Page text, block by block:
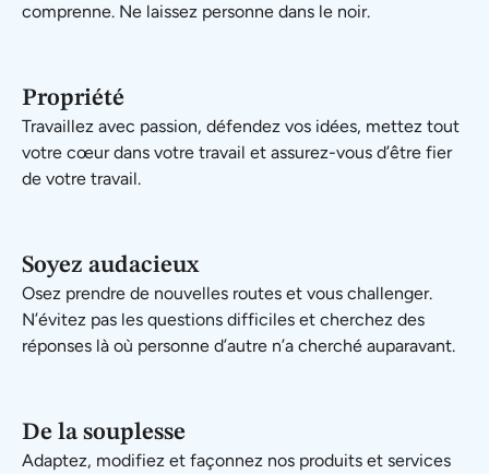
comprenne. Ne laissez personne dans le noir.
Propriété
Travaillez avec passion, défendez vos idées, mettez tout
votre cœur dans votre travail et assurez-vous d’être fier
de votre travail.
Soyez audacieux
Osez prendre de nouvelles routes et vous challenger.
N’évitez pas les questions difficiles et cherchez des
réponses là où personne d’autre n’a cherché auparavant.
De la souplesse
Adaptez, modifiez et façonnez nos produits et services